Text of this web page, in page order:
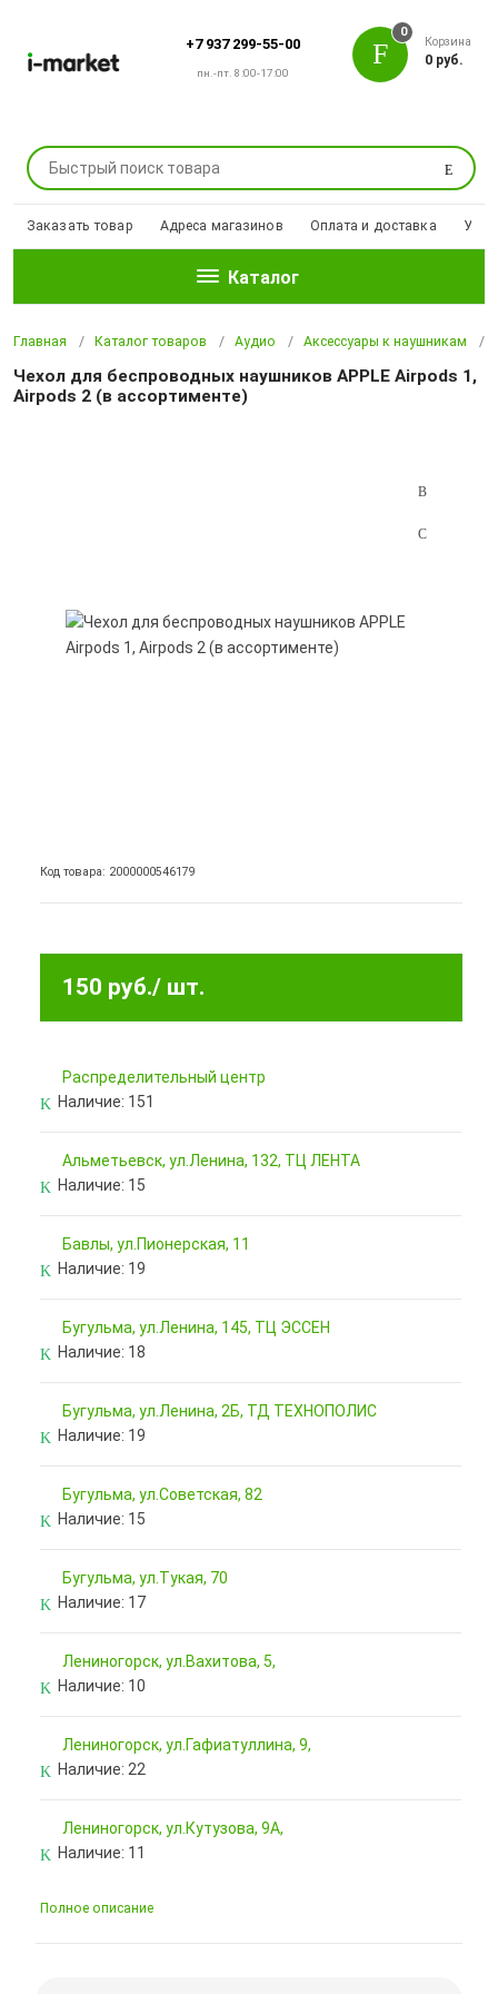
+7 937 299-55-00
пн.-пт. 8:00-17:00
Поиск
0
Корзина
0 руб.
Заказать товар Адреса магазинов Оплата и доставка
Каталог
Главная Каталог товаров Аудио Аксессуары к наушникам
Чехол для беспроводных наушников APPLE Airpods 1,
Airpods 2 (в ассортименте)
Код товара: 2000000546179
150 руб./ шт.
Pаспределительный центр
Наличие: 151
Альметьевск, ул.Ленина, 132, ТЦ ЛЕНТА
Наличие: 15
Бавлы, ул.Пионерская, 11
Наличие: 19
Бугульма, ул.Ленина, 145, ТЦ ЭССЕН
Наличие: 18
Бугульма, ул.Ленина, 2Б, ТД ТЕХНОПОЛИС
Наличие: 19
Бугульма, ул.Советская, 82
Наличие: 15
Бугульма, ул.Тукая, 70
Наличие: 17
Лениногорск, ул.Вахитова, 5,
Наличие: 10
Лениногорск, ул.Гафиатуллина, 9,
Наличие: 22
Лениногорск, ул.Кутузова, 9А,
Наличие: 11
Полное описание